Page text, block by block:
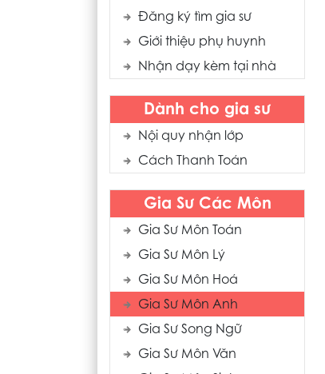
Đăng ký tìm gia sư
Giới thiệu phụ huynh
Nhận dạy kèm tại nhà
Dành cho gia sư
Nội quy nhận lớp
Cách Thanh Toán
Gia Sư Các Môn
Gia Sư Môn Toán
Gia Sư Môn Lý
Gia Sư Môn Hoá
Gia Sư Môn Anh
Gia Sư Song Ngữ
Gia Sư Môn Văn